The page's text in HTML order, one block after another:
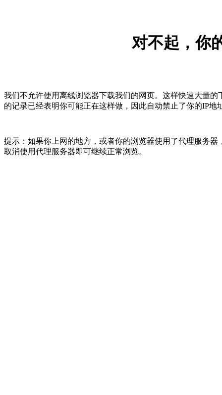
对不起，你
我们不允许使用离线浏览器下载我们的网页。这样快速大量
的记录已经表明你可能正在这样做，因此自动禁止了你的IP
提示：如果你上网的地方，或者你的浏览器使用了代理服务
取消使用代理服务器即可继续正常浏览。